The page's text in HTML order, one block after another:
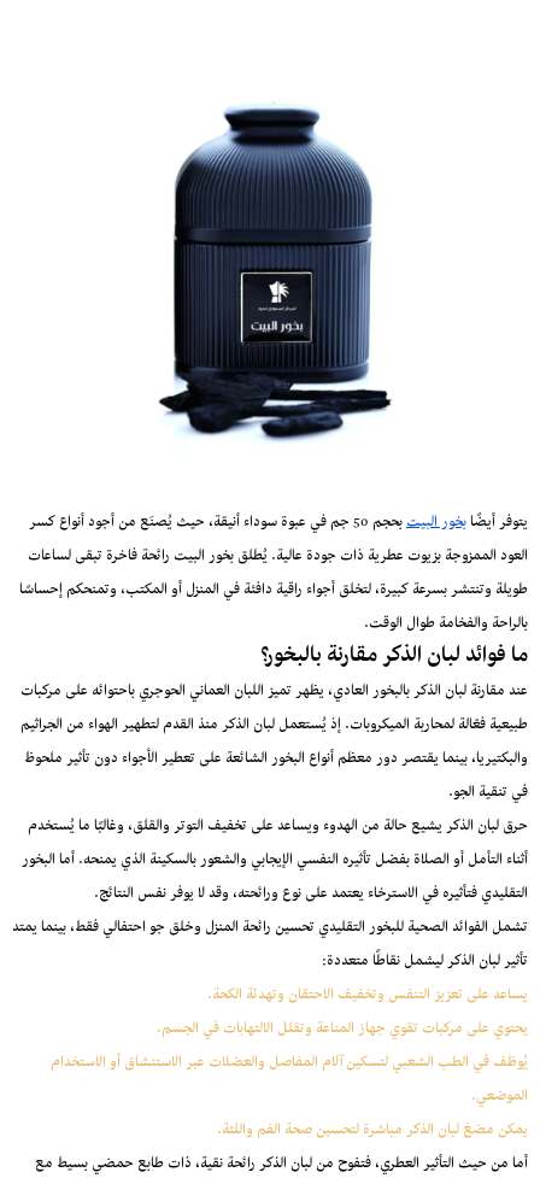
يتوفر أيضًابخور البيت
بحجم 50 جم في عبوة سوداء أنيقة، حيث يُصنَع من أجود أنواع كسر
العود الممزوجة بزيوت عطرية ذات جودة عالية. يُطلق بخور البيت رائحة فاخرة تبقى لساعات
طويلة وتنتشر بسرعة كبيرة، لتخلق أجواء راقية دافئة في المنزل أو المكتب، وتمنحكم إحساسًا
بالراحة والفخامة طوال الوقت.
ما فوائد لبان الذكر مقارنة بالبخور؟
عند مقارنة لبان الذكر بالبخور العادي، يظهر تميز اللبان العماني الحوجري باحتوائه على مركبات
طبيعية فعّالة لمحاربة الميكروبات. إذ يُستعمل لبان الذكر منذ القدم لتطهير الهواء من الجراثيم
والبكتيريا، بينما يقتصر دور معظم أنواع البخور الشائعة على تعطير الأجواء دون تأثير ملحوظ
في تنقية الجو.
حرق لبان الذكر يشيع حالة من الهدوء ويساعد على تخفيف التوتر والقلق، وغالبًا ما يُستخدم
أثناء التأمل أو الصلاة بفضل تأثيره النفسي الإيجابي والشعور بالسكينة الذي يمنحه. أما البخور
التقليدي فتأثيره في الاسترخاء يعتمد على نوع ورائحته، وقد لا يوفر نفس النتائج.
تشمل الفوائد الصحية للبخور التقليدي تحسين رائحة المنزل وخلق جو احتفالي فقط، بينما يمتد
تأثير لبان الذكر ليشمل نقاطًا متعددة:
يساعد على تعزيز التنفس وتخفيف الاحتقان وتهدئة الكحة.
يحتوي على مركبات تقوي جهاز المناعة وتقلل الالتهابات في الجسم.
يُوظف في الطب الشعبي لتسكين آلام المفاصل والعضلات عبر الاستنشاق أو الاستخدام
الموضعي.
يمكن مضغ لبان الذكر مباشرة لتحسين صحة الفم واللثة.
أما من حيث التأثير العطري، فتفوح من لبان الذكر رائحة نقية، ذات طابع حمضي بسيط مع